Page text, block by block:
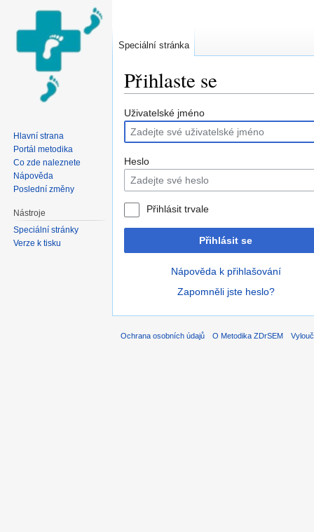
Přihlaste se
Uživatelské jméno
Heslo
Přihlásit trvale
Přihlásit se
Nápověda k přihlašování
Zapomněli jste heslo?
Speciální stránka
Hlavní strana
Portál metodika
Co zde naleznete
Nápověda
Poslední změny
Nástroje
Speciální stránky
Verze k tisku
Ochrana osobních údajů O Metodika ZDrSEM